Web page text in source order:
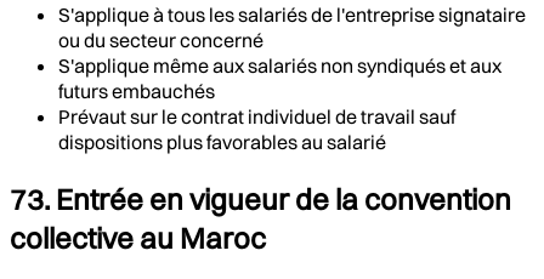
S'applique à tous les salariés de l'entreprise signataire
ou du secteur concerné
S'applique même aux salariés non syndiqués et aux
futurs embauchés
Prévaut sur le contrat individuel de travail sauf
dispositions plus favorables au salarié
73. Entrée en vigueur de la convention
collective au Maroc